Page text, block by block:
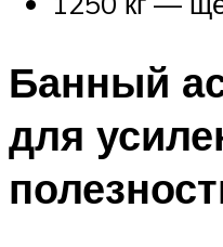
Банный
для